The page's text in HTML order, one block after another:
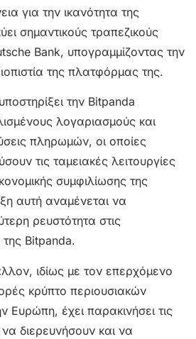
για την ικανότητα της
σημαντικούς τραπεζικούς
Bank, υπογραμμίζοντας την
της πλατφόρμας της.
την Bitpanda
λογαριασμούς και
πληρωμών, οι οποίες
τις ταμειακές λειτουργίες
συμφιλίωσης της
αυτή αναμένεται να
ρευστότητα στις
Bitpanda.
ιδίως με τον επερχόμενο
κρύπτο περιουσιακών
Ευρώπη, έχει παρακινήσει τις
διερευνήσουν και να